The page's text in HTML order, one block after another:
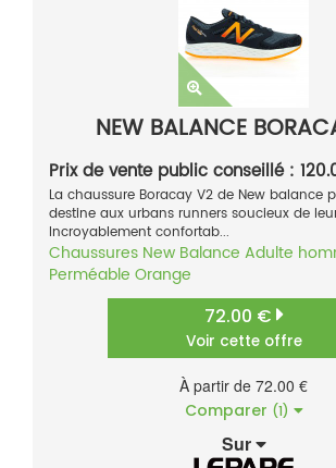
NEW BALANCE
Prix de vente public conseillé :
La chaussure Boracay V2 de New balance
destine aux urbans runners soucieux de
Incroyablement confortab...
Chaussures New Balance Adulte
Perméable Orange
72.00 €
Voir cette offre
À partir de 72.00 €
Comparer (1)
Sur